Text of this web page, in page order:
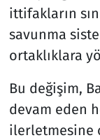
ittifakların
savunma
ortaklıklara
Bu değişim,
devam eden
ilerletmesine